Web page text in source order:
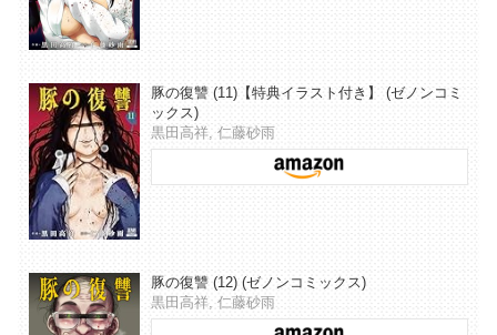
豚の復讐 (11)【特典イラスト付き】 (ゼノンコミ
ックス)
黒田高祥, 仁藤砂雨
豚の復讐 (12) (ゼノンコミックス)
黒田高祥, 仁藤砂雨